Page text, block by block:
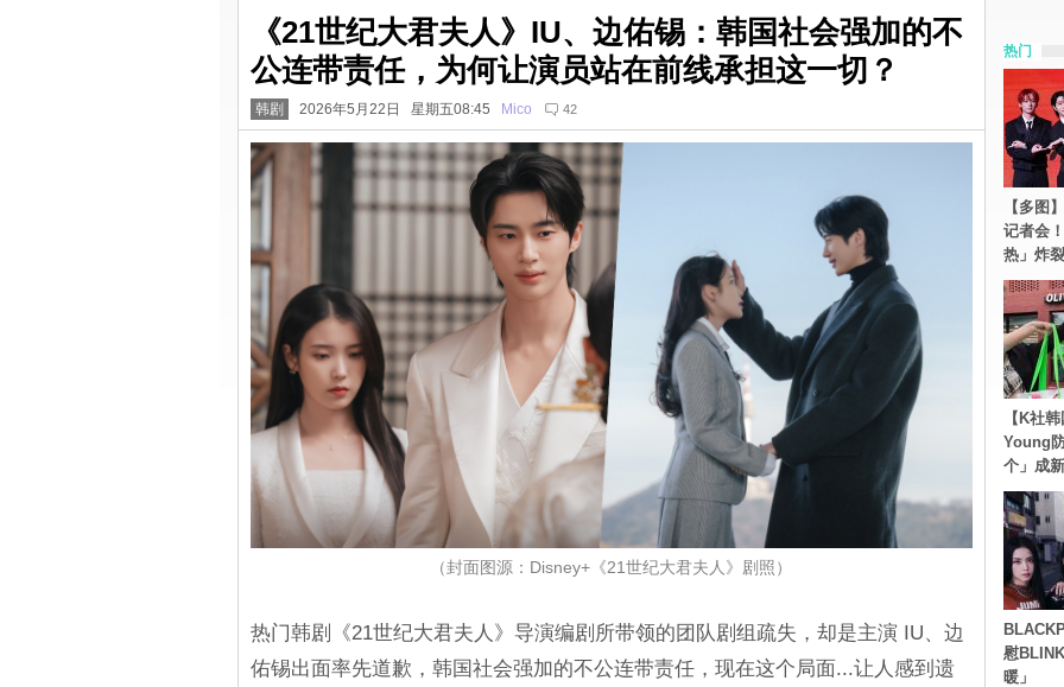
《21世纪大君夫人》IU、边佑锡：韩国社会强加的不
公连带责任，为何让演员站在前线承担这一切？
韩剧 2026年5月22日 星期五08:45 Mico 42
（封面图源：Disney+《21世纪大君夫人》剧照）
热门韩剧《21世纪大君夫人》导演编剧所带领的团队剧组疏失，却是主演 IU、边
佑锡出面率先道歉，韩国社会强加的不公连带责任，现在这个局面...让人感到遗
热门
【多图
记者会
热」炸
【K社
Young
个」成
慰
暖」